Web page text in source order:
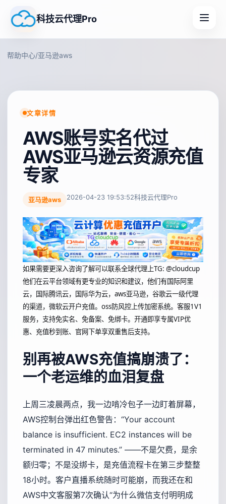
科技云代理Pro
帮助中心/亚马逊aws
文章详情
AWS账号实名代过
AWS亚马逊云资源充值
专家
亚马逊aws 2026-04-23 19:53:52科技云代理Pro
如果需要更深入咨询了解可以联系全球代理上TG: @cloudcup
他们在云平台领域有更专业的知识和建议，他们有国际阿里
云，国际腾讯云，国际华为云，aws亚马逊，谷歌云一级代理
的渠道，微软云开户充值。oss防风控上传加密系统。客服1V1
服务，支持免实名、免备案、免绑卡。开通即享专属VIP优
惠、充值秒到账、官网下单享双重售后支持。
别再被AWS充值搞崩溃了：
一个老运维的血泪复盘
上周三凌晨两点，我一边啃冷包子一边盯着屏幕，
AWS控制台弹出红色警告：“Your account
balance is insufficient. EC2 instances will be
terminated in 47 minutes.” ——不是欠费，是余
额归零；不是没绑卡，是充值流程卡在第三步整整
18小时。客户直播系统随时可能崩，而我还在和
AWS中文客服第7次确认“为什么微信支付明明成